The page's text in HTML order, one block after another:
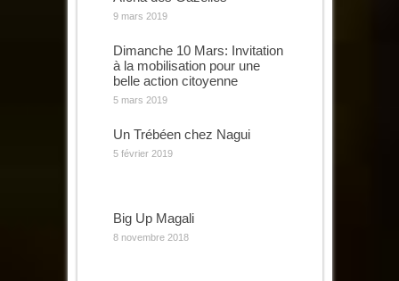
9 mars 2019
Dimanche 10 Mars: Invitation
à la mobilisation pour une
belle action citoyenne
5 mars 2019
Un Trébéen chez Nagui
5 février 2019
Big Up Magali
8 novembre 2018